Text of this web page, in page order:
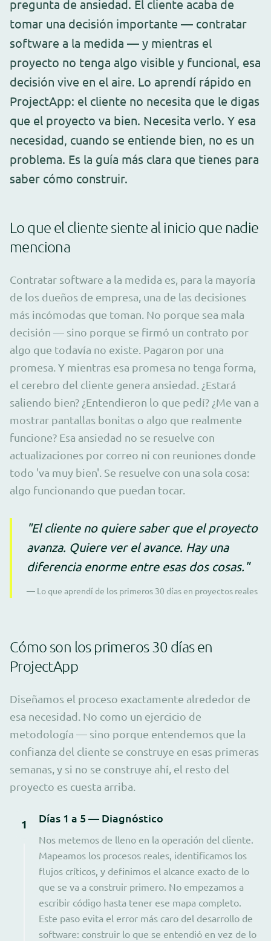
pregunta de ansiedad. El cliente acaba de
tomar una decisión importante — contratar
software a la medida — y mientras el
proyecto no tenga algo visible y funcional, esa
decisión vive en el aire. Lo aprendí rápido en
ProjectApp: el cliente no necesita que le digas
que el proyecto va bien. Necesita verlo. Y esa
necesidad, cuando se entiende bien, no es un
problema. Es la guía más clara que tienes para
saber cómo construir.
Lo que el cliente siente al inicio que nadie
menciona
Contratar software a la medida es, para la mayoría
de los dueños de empresa, una de las decisiones
más incómodas que toman. No porque sea mala
decisión — sino porque se firmó un contrato por
algo que todavía no existe. Pagaron por una
promesa. Y mientras esa promesa no tenga forma,
el cerebro del cliente genera ansiedad. ¿Estará
saliendo bien? ¿Entendieron lo que pedí? ¿Me van a
mostrar pantallas bonitas o algo que realmente
funcione? Esa ansiedad no se resuelve con
actualizaciones por correo ni con reuniones donde
todo 'va muy bien'. Se resuelve con una sola cosa:
algo funcionando que puedan tocar.
"El cliente no quiere saber que el proyecto
avanza. Quiere ver el avance. Hay una
diferencia enorme entre esas dos cosas."
— Lo que aprendí de los primeros 30 días en proyectos reales
Cómo son los primeros 30 días en
ProjectApp
Diseñamos el proceso exactamente alrededor de
esa necesidad. No como un ejercicio de
metodología — sino porque entendemos que la
confianza del cliente se construye en esas primeras
semanas, y si no se construye ahí, el resto del
proyecto es cuesta arriba.
1 Días 1 a 5 — Diagnóstico
Nos metemos de lleno en la operación del cliente.
Mapeamos los procesos reales, identificamos los
flujos críticos, y definimos el alcance exacto de lo
que se va a construir primero. No empezamos a
escribir código hasta tener ese mapa completo.
Este paso evita el error más caro del desarrollo de
software: construir lo que se entendió en vez de lo